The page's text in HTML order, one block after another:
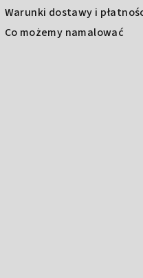
Warunki dostawy i
Co możemy namalować